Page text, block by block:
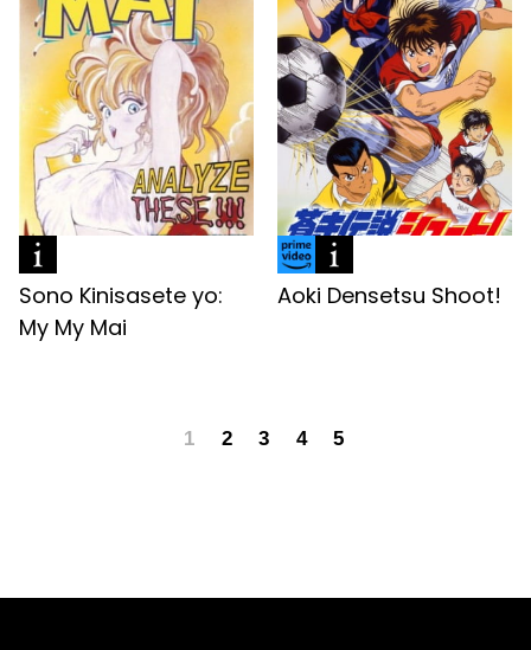
Sono Kinisasete yo:
My My Mai
Aoki Densetsu Shoot!
1 2 3 4 5